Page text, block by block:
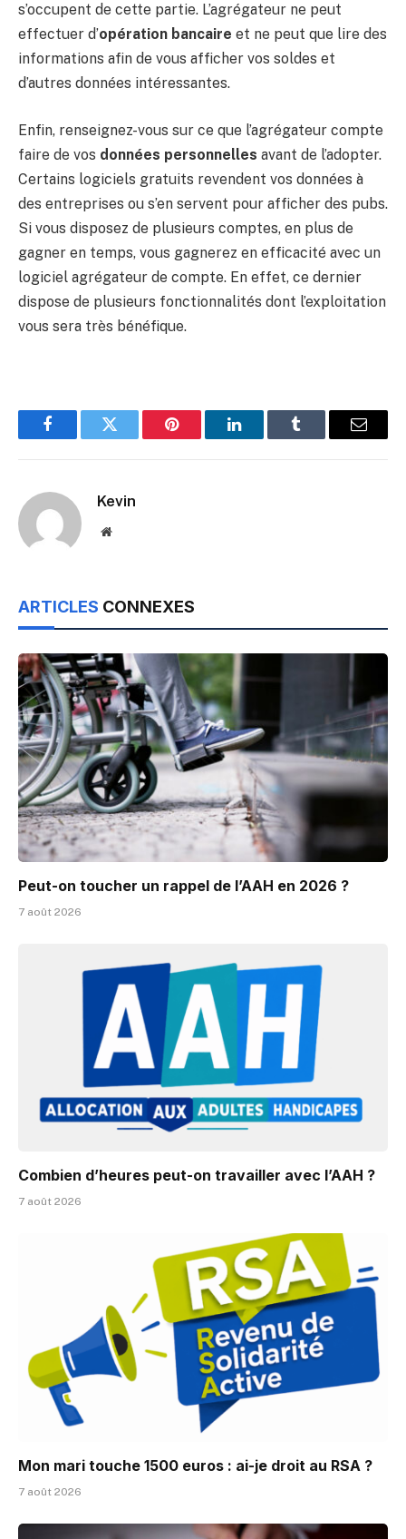
s’occupent de cette partie. L’agrégateur ne peut
effectuer d’opération bancaire et ne peut que lire des
informations afin de vous afficher vos soldes et
d’autres données intéressantes.
Enfin, renseignez-vous sur ce que l’agrégateur compte
faire de vos données personnelles avant de l’adopter.
Certains logiciels gratuits revendent vos données à
des entreprises ou s’en servent pour afficher des pubs.
Si vous disposez de plusieurs comptes, en plus de
gagner en temps, vous gagnerez en efficacité avec un
logiciel agrégateur de compte. En effet, ce dernier
dispose de plusieurs fonctionnalités dont l’exploitation
vous sera très bénéfique.
FacebookTwitter Pinterest LinkedInTumblr Email
Kevin
Website
ARTICLES CONNEXES
Peut-on toucher un rappel de l’AAH en 2026 ?
7 août 2026
Combien d’heures peut-on travailler avec l’AAH ?
7 août 2026
Mon mari touche 1500 euros : ai-je droit au RSA ?
7 août 2026